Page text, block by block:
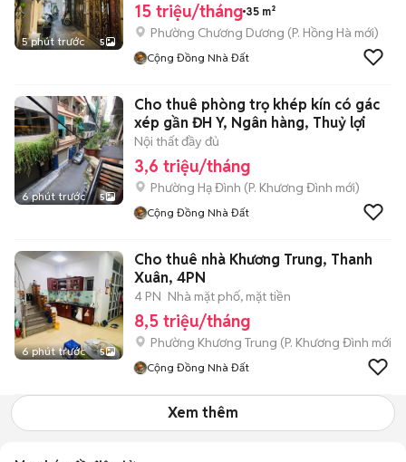
5 phút trước 5
15 triệu/tháng 35 m²
Phường Chương Dương (P. Hồng Hà mới)
Cộng Đồng Nhà Đất
6 phút trước 5
Cho thuê phòng trọ khép kín có gác
xép gần ĐH Y, Ngân hàng, Thuỷ lợi
Nội thất đầy đủ
3,6 triệu/tháng
Phường Hạ Đình (P. Khương Đình mới)
Cộng Đồng Nhà Đất
6 phút trước 5
Cho thuê nhà Khương Trung, Thanh
Xuân, 4PN
4 PN Nhà mặt phố, mặt tiền
8,5 triệu/tháng
Phường Khương Trung (P. Khương Đình mới)
Cộng Đồng Nhà Đất
Xem thêm